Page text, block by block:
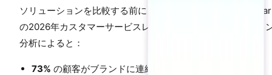
ソリューションを比較する前に、状況を理解しましょう。
の2026年カスタマーサービスレポートとShopifyのマーチャ
分析によると：
73% の顧客がブランドに連絡する際に即時の応答を期待